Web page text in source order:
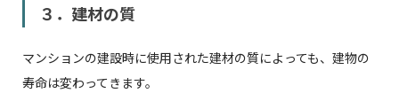
３．建材の質
マンションの建設時に使用された建材の質によっても、建物の
寿命は変わってきます。